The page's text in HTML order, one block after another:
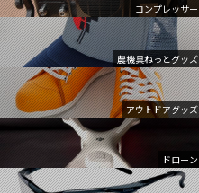
コンプレッサー
農機具ねっとグッズ
アウトドアグッズ
ドローン